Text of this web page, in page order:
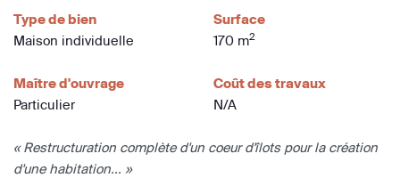
Type de bien
Maison individuelle
Surface
170 m2
Maître d'ouvrage
Particulier
Coût des travaux
N/A
« Restructuration complète d'un coeur d'îlots pour la création
d'une habitation... »